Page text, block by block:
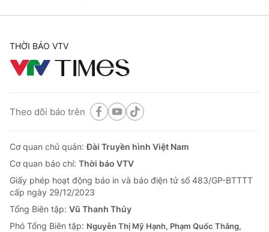
THỜI BÁO VTV
Theo dõi báo trên
Cơ quan chủ quản:Đài Truyền hình Việt Nam
Cơ quan báo chí: Thời báo VTV
Giấy phép hoạt động báo in và báo điện tử số 483/GP-BTTTT
cấp ngày 29/12/2023
Tổng Biên tập: Vũ Thanh Thủy
Phó Tổng Biên tập: Nguyễn Thị Mỹ Hạnh, Phạm Quốc Thắng,